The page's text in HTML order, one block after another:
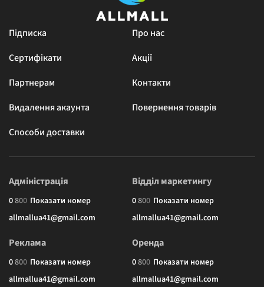
Підписка
Про нас
Сертифікати
Акції
Партнерам
Контакти
Видалення акаунта
Повернення товарів
Способи доставки
Адміністрація
0800 Показати номер
allmallua41@gmail.com
Відділ маркетингу
0800 Показати номер
allmallua41@gmail.com
Реклама
0800 Показати номер
allmallua41@gmail.com
Оренда
0800 Показати номер
allmallua41@gmail.com